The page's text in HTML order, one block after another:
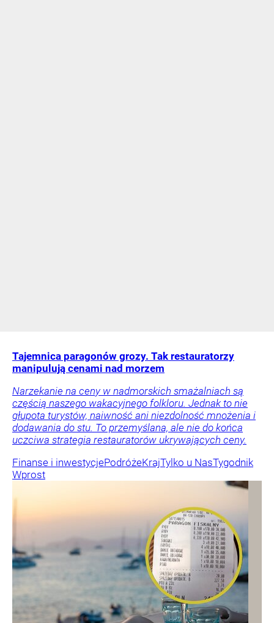
Tajemnica paragonów grozy. Tak restauratorzy
manipulują cenami nad morzem
Narzekanie na ceny w nadmorskich smażalniach są
częścią naszego wakacyjnego folkloru. Jednak to nie
głupota turystów, naiwność ani niezdolność mnożenia i
dodawania do stu. To przemyślana, ale nie do końca
uczciwa strategia restauratorów ukrywających ceny.
Finanse i inwestycjePodróżeKrajTylko u NasTygodnik
Wprost